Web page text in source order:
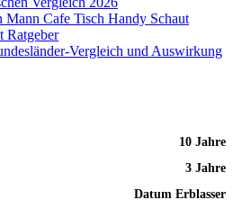
Vergleich und Auswirkung
10 Jahre
3 Jahre
Datum Erblasser